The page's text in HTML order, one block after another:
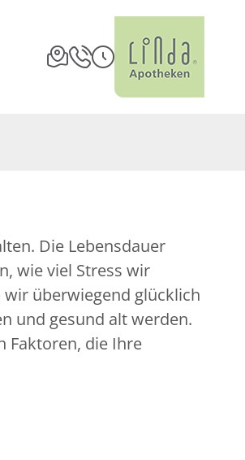
Die Lebensdauer
wie viel Stress wir
überwiegend glücklich
und gesund alt werden.
Faktoren, die Ihre